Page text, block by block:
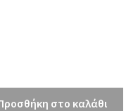
στο καλάθι